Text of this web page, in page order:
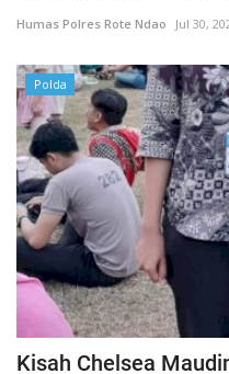
Humas Polres Rote Ndao Jul 30,
Polda
Kisah Chelsea